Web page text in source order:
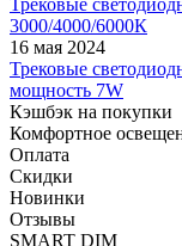
3000/4000/6000К
16 мая 2024
Трековые
мощность 7W
Кэшбэк на покупки
Комфортное
Оплата
Скидки
Новинки
Отзывы
SMART DIM